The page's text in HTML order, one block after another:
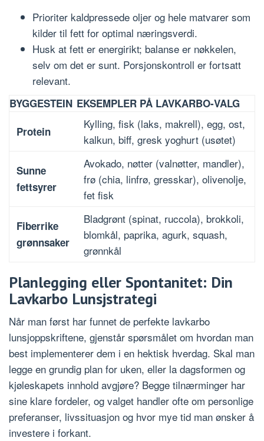
Prioriter kaldpressede oljer og hele matvarer som
kilder til fett for optimal næringsverdi.
Husk at fett er energirikt; balanse er nøkkelen,
selv om det er sunt. Porsjonskontroll er fortsatt
relevant.
BYGGESTEIN EKSEMPLER PÅ LAVKARBO-VALG
Protein
Kylling, fisk (laks, makrell), egg, ost,
kalkun, biff, gresk yoghurt (usøtet)
Sunne
fettsyrer
Avokado, nøtter (valnøtter, mandler),
frø (chia, linfrø, gresskar), olivenolje,
fet fisk
Fiberrike
grønnsaker
Bladgrønt (spinat, ruccola), brokkoli,
blomkål, paprika, agurk, squash,
grønnkål
Planlegging eller Spontanitet: Din
Lavkarbo Lunsjstrategi
Når man først har funnet de perfekte lavkarbo
lunsjoppskriftene, gjenstår spørsmålet om hvordan man
best implementerer dem i en hektisk hverdag. Skal man
legge en grundig plan for uken, eller la dagsformen og
kjøleskapets innhold avgjøre? Begge tilnærminger har
sine klare fordeler, og valget handler ofte om personlige
preferanser, livssituasjon og hvor mye tid man ønsker å
investere i forkant.